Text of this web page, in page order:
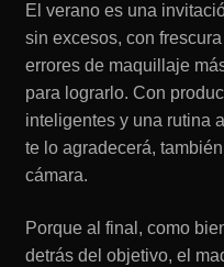
El verano es una
sin excesos, con
errores de maquillaje
para lograrlo. Con
inteligentes y una rutina
te lo agradecerá,
cámara.
Porque al final, como
detrás del objetivo, el